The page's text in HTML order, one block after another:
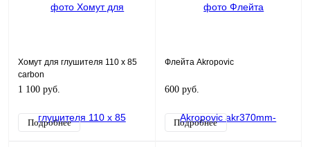
Хомут для глушителя 110 x 85
carbon
1 100 руб.
Подробнее
Флейта Akropovic
600 руб.
Подробнее